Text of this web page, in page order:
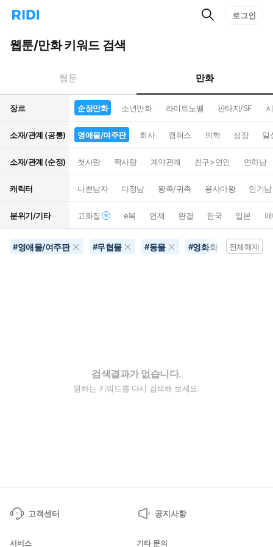
리
홈
으
턴
트
검
로그인
웹툰/만화 키워드 검색
웹툰 만화
장르 순정만화 소년만화 라이트노벨 판타지/SF
소재/관계 (공통) 영애물/여주판 회사 캠퍼스 의학 성장 일
소재/관계 (순정) 첫사랑 짝사랑 계약관계 친구>연인 연하남
캐릭터 나쁜남자 다정남 왕족/귀족 용사마왕 인기남
분위기/기타 고화질 e북 연재 완결 한국 일본
#영애물/여주판 #무협물 #동물 #영화화 #10권이
전체해제
검색결과가 없습니다.
원하는 키워드를 다시 검색해 보세요.
고객센터 공지사항
서비스 기타 문의